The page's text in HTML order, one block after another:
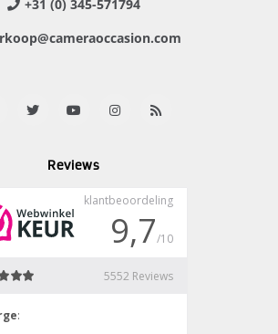
+31 (0) 345-571794
Reviews